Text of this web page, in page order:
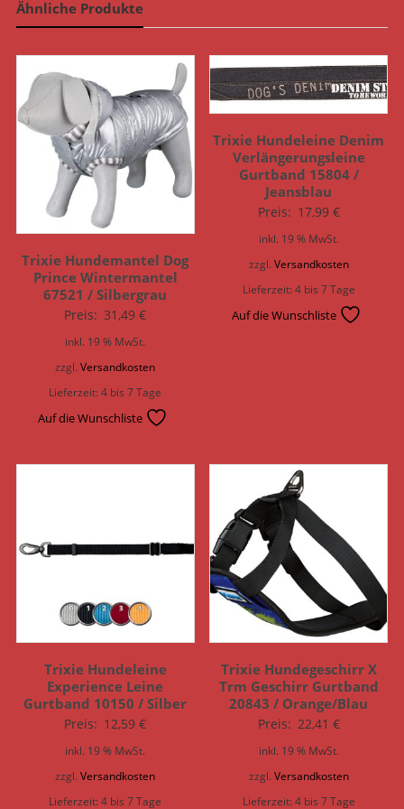
Ähnliche Produkte
Trixie Hundemantel Dog
Prince Wintermantel
67521 / Silbergrau
Preis: 31,49€
inkl. 19 % MwSt.
zzgl.Versandkosten
Lieferzeit:4 bis 7 Tage
Auf die Wunschliste
Trixie Hundeleine Denim
Verlängerungsleine
Gurtband 15804 /
Jeansblau
Preis: 17,99 €
inkl. 19 % MwSt.
zzgl. Versandkosten
Lieferzeit:4 bis 7 Tage
Auf die Wunschliste
Trixie Hundeleine
Experience Leine
Gurtband 10150 / Silber
Preis: 12,59€
inkl. 19 % MwSt.
zzgl.Versandkosten
Lieferzeit:4 bis 7 Tage
Trixie Hundegeschirr X
Trm Geschirr Gurtband
20843 / Orange/Blau
Preis: 22,41 €
inkl. 19 % MwSt.
zzgl. Versandkosten
Lieferzeit:4 bis 7 Tage